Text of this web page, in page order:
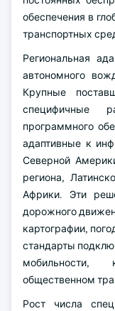
обеспечения в
транспортных
Региональная
автономного
Крупные
специфичные
программного
адаптивные к
Северной
региона,
Африки. Эти
дорожного
картографии,
стандарты
мобильности,
общественном
Рост числа